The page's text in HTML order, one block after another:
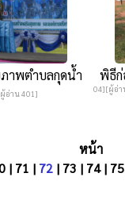
าพตำบลกุดน้ำ
อ่าน 401]
พิธีก่
04][ผู้อ่า
หน้า
| 71 | 72| 73 | 74| 75